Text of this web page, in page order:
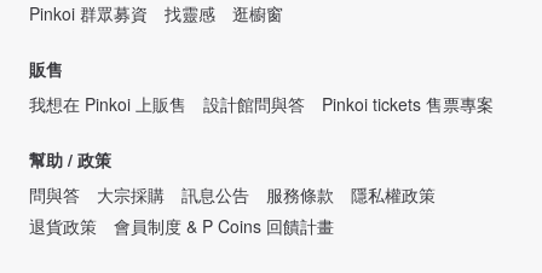
Pinkoi 群眾募資
找靈感 逛櫥窗
販售
我想在 Pinkoi 上販售
設計館問與答 Pinkoi tickets 售票專案
幫助 / 政策
問與答
大宗採購 訊息公告 服務條款
隱私權政策
退貨政策
會員制度 & P Coins 回饋計畫